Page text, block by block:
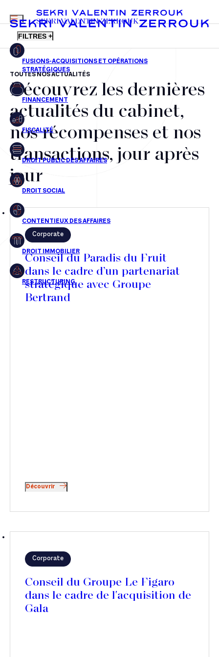
FR EN
MENU
SEKRI VALENTIN ZERROUK
FILTRES +
Fusions-acquisitions et opérations stratégiques
Financement
Fiscalité
Droit public des affaires
Droit social
Droit immobilier
Restructuring
Article
TOUTES NOS ACTUALITÉS
Découvrez les dernières
actualités du cabinet,
nos récompenses et nos
transactions, jour après
jour
Corporate
Conseil du Paradis du Fruit
dans le cadre d’un partenariat
stratégique avec Groupe
Bertrand
Découvrir
Corporate
Conseil du Groupe Le Figaro
dans le cadre de l'acquisition de
Gala